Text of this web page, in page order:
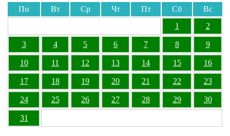
Пн Вт Ср Чт Пт Сб
Вс
1
2
3 4 5 6 7 8 9
10 11 12 13 14 15 16
17 18 19 20 21 22 23
24 25 26 27 28 29 30
31